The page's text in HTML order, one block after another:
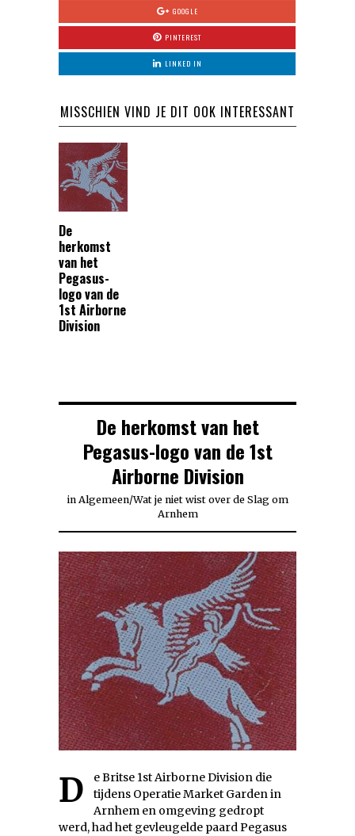
GOOGLE
PINTEREST
LINKED IN
MISSCHIEN VIND JE DIT OOK INTERESSANT
De
herkomst
van het
Pegasus-
logo van de
1st Airborne
Division
De herkomst van het
Pegasus-logo van de 1st
Airborne Division
in Algemeen/Wat je niet wist over de Slag om
Arnhem
De Britse 1st Airborne Division die
tijdens Operatie Market Garden in
Arnhem en omgeving gedropt
werd, had het gevleugelde paard Pegasus